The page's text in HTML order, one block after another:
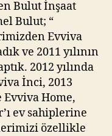
Bulut İnşaat
Bulut; “
Evviva
ve 2011 yılının
2012 yılında
İnci, 2013
Evviva Home,
ev sahiplerine
özellikle